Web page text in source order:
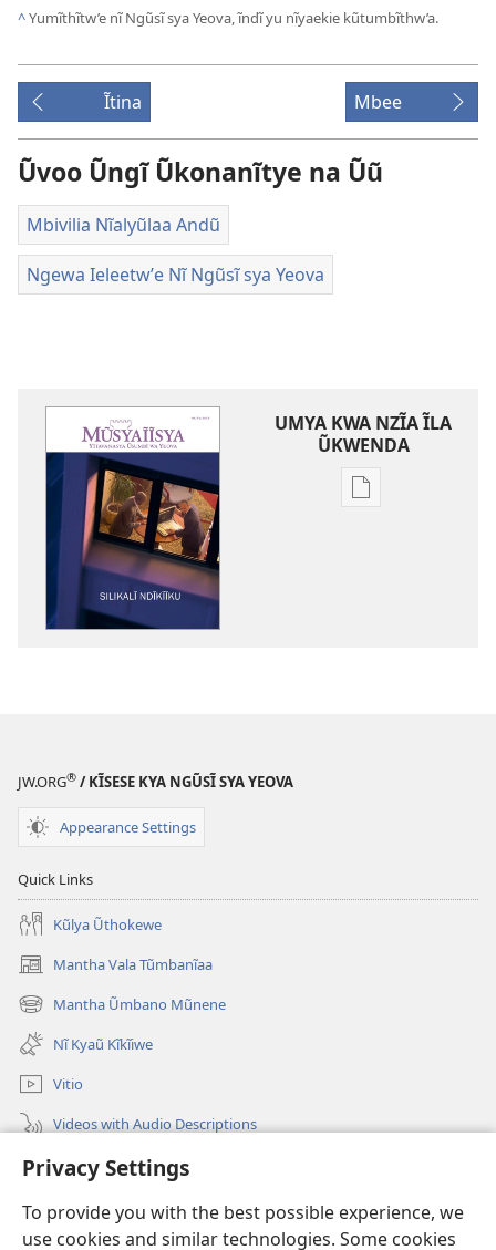
Privacy Settings
To provide you with the best possible experience, we
use cookies and similar technologies. Some cookies
^Yumĩthĩtw’e nĩ Ngũsĩ sya Yeova, ĩndĩ yu nĩyaekie kũtumbĩthw’a.
Ĩtina Mbee
Ũvoo Ũngĩ Ũkonanĩtye na Ũũ
Mbivilia Nĩalyũlaa Andũ
Ngewa Ieleetwʼe Nĩ Ngũsĩ sya Yeova
UMYA KWA NZĨA ĨLA
ŨKWENDA
Nyuva
JW.ORG® / KĨSESE KYA NGŨSĨ SYA YEOVA
Appearance Settings
Quick Links
Kũlya Ũthokewe
Mantha Vala Tũmbanĩaa
(opens
new
window)
Mantha Ũmbano Mũnene
(opens
new
window)
Nĩ Kyaũ Kĩkĩiwe
Vitio
Videos with Audio Descriptions
Mantha
Mĩvothi
(opens